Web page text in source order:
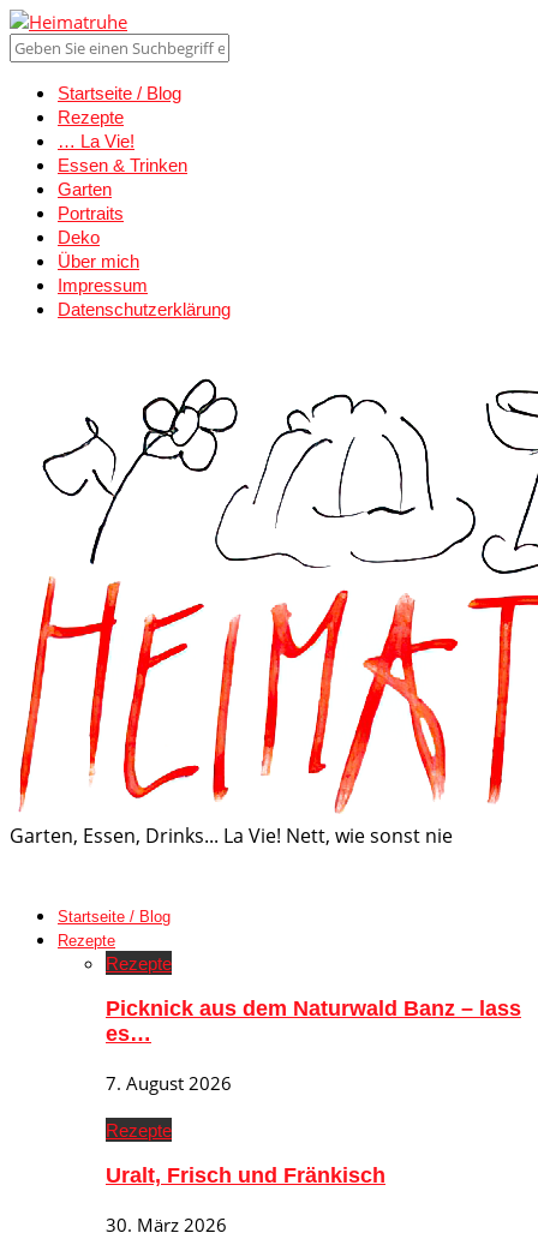
Startseite / Blog
Rezepte
… La Vie!
Essen & Trinken
Garten
Portraits
Deko
Über mich
Impressum
Datenschutzerklärung
Garten, Essen, Drinks... La Vie! Nett, wie sonst nie
Startseite / Blog
Rezepte
Rezepte
Picknick aus dem Naturwald Banz – lass
es…
7. August 2026
Rezepte
Uralt, Frisch und Fränkisch
30. März 2026